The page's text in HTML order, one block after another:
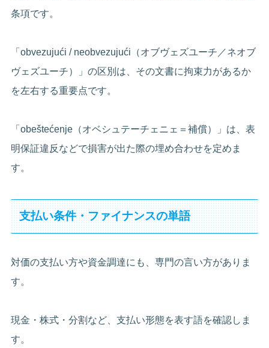
条項です。
「obvezujući / neobvezujući（オブヴェズユーチ／ネオブ
ヴェズユーチ）」の区別は、その文書に拘束力があるか
を左右する重要点です。
「obeštećenje（オベシュテーチェニェ＝補償）」は、表
明保証違反などで損害が出た際の埋め合わせを定めま
す。
支払い条件・ファイナンスの単語
対価の支払い方や資金調達にも、専門の言い方がありま
す。
現金・株式・分割など、支払い形態を表す語を確認しま
す。